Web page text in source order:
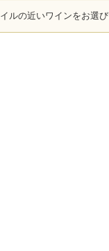
ルの近いワインをお選び